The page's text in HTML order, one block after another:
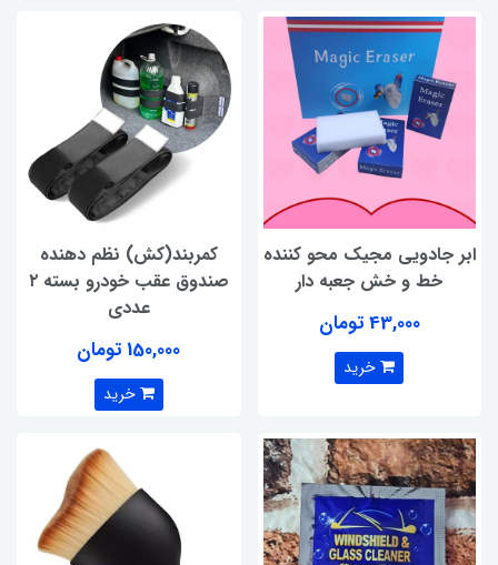
ابر جادویی مجیک محو کننده
خط و خش جعبه دار
43,000 تومان
خرید
کمربند(کش) نظم دهنده
صندوق عقب خودرو بسته ۲
عددی
150,000 تومان
خرید